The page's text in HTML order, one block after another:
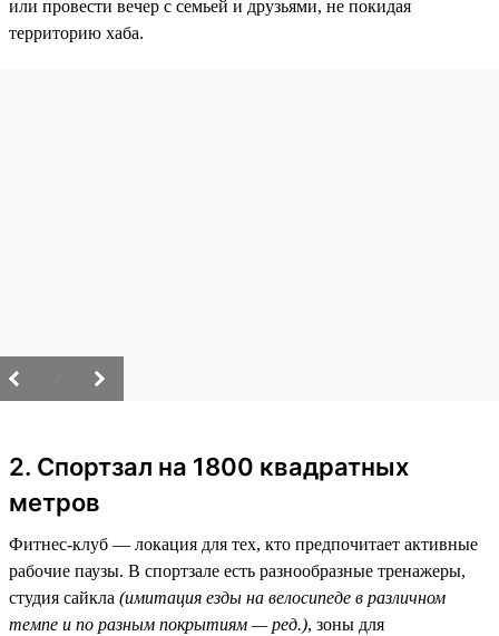
или провести вечер с семьей и друзьями, не покидая
территорию хаба.
2. Спортзал на 1800 квадратных
метров
Фитнес-клуб — локация для тех, кто предпочитает активные
рабочие паузы. В спортзале есть разнообразные тренажеры,
студия сайкла (имитация езды на велосипеде в различном
темпе и по разным покрытиям — ред.), зоны для